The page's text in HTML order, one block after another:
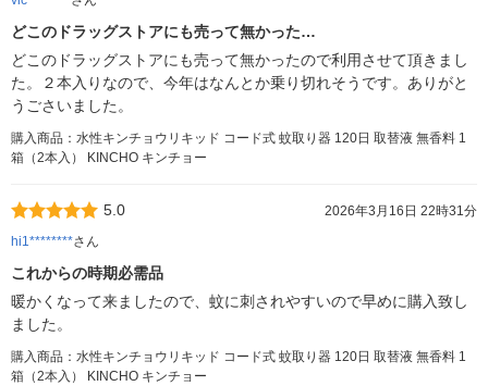
どこのドラッグストアにも売って無かった…
どこのドラッグストアにも売って無かったので利用させて頂きまし
た。２本入りなので、今年はなんとか乗り切れそうです。ありがと
うごさいました。
購入商品：水性キンチョウリキッド コード式 蚊取り器 120日 取替液 無香料 1
箱（2本入） KINCHO キンチョー
5.0
2026年3月16日 22時31分
hi1********さん
これからの時期必需品
暖かくなって来ましたので、蚊に刺されやすいので早めに購入致し
ました。
購入商品：水性キンチョウリキッド コード式 蚊取り器 120日 取替液 無香料 1
箱（2本入） KINCHO キンチョー